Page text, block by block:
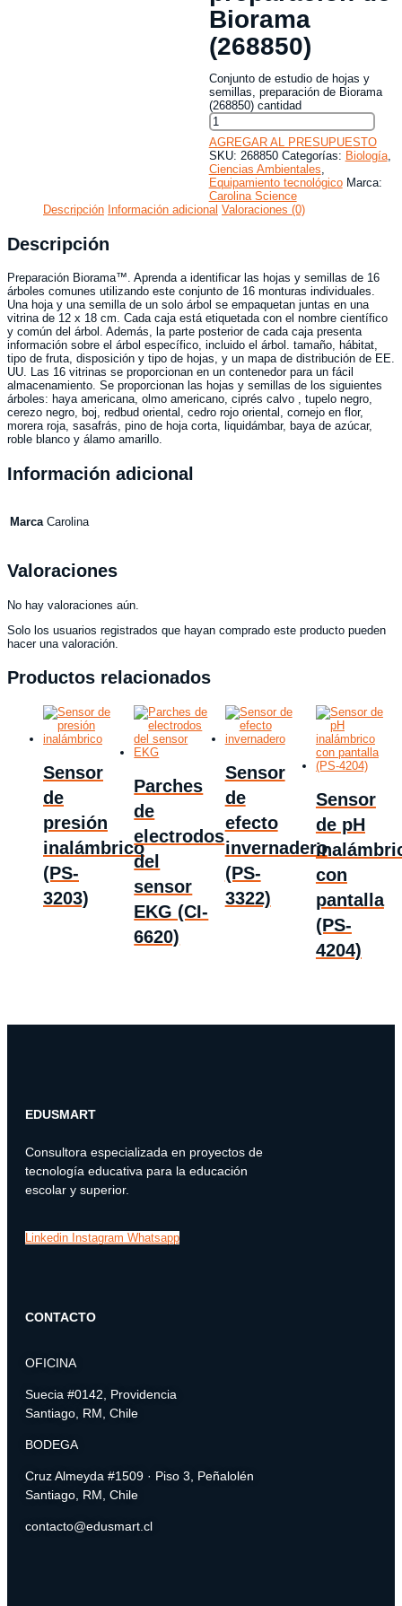
Biorama
(268850)
Conjunto de estudio de hojas y
semillas, preparación de Biorama
(268850) cantidad
AGREGAR AL PRESUPUESTO
SKU: 268850 Categorías: Biología,
Ciencias Ambientales,
Equipamiento tecnológico Marca:
Carolina Science
Descripción Información adicional Valoraciones (0)
Descripción
Preparación Biorama™. Aprenda a identificar las hojas y semillas de 16
árboles comunes utilizando este conjunto de 16 monturas individuales.
Una hoja y una semilla de un solo árbol se empaquetan juntas en una
vitrina de 12 x 18 cm. Cada caja está etiquetada con el nombre científico
y común del árbol. Además, la parte posterior de cada caja presenta
información sobre el árbol específico, incluido el árbol. tamaño, hábitat,
tipo de fruta, disposición y tipo de hojas, y un mapa de distribución de EE.
UU. Las 16 vitrinas se proporcionan en un contenedor para un fácil
almacenamiento. Se proporcionan las hojas y semillas de los siguientes
árboles: haya americana, olmo americano, ciprés calvo , tupelo negro,
cerezo negro, boj, redbud oriental, cedro rojo oriental, cornejo en flor,
morera roja, sasafrás, pino de hoja corta, liquidámbar, baya de azúcar,
roble blanco y álamo amarillo.
Información adicional
Marca Carolina
Valoraciones
No hay valoraciones aún.
Solo los usuarios registrados que hayan comprado este producto pueden
hacer una valoración.
Productos relacionados
Sensor
de
presión
inalámbrico
(PS-
3203)
Parches
de
electrodos
del
sensor
EKG (CI-
6620)
Sensor
de
efecto
invernadero
(PS-
3322)
Sensor
de pH
con
pantalla
(PS-
4204)
EDUSMART
Consultora especializada en proyectos de
tecnología educativa para la educación
escolar y superior.
Linkedin Instagram Whatsapp
CONTACTO
OFICINA
Suecia #0142, Providencia
Santiago, RM, Chile
BODEGA
Cruz Almeyda #1509 · Piso 3, Peñalolén
Santiago, RM, Chile
contacto@edusmart.cl